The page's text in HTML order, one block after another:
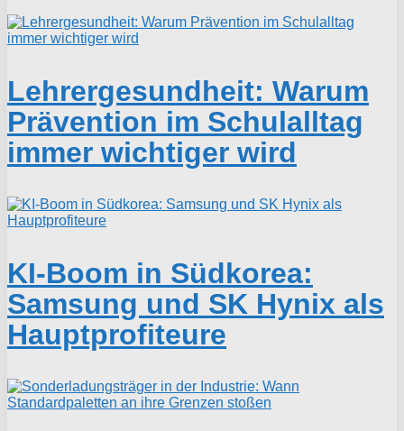
Lehrergesundheit: Warum
Prävention im Schulalltag
immer wichtiger wird
KI-Boom in Südkorea:
Samsung und SK Hynix als
Hauptprofiteure